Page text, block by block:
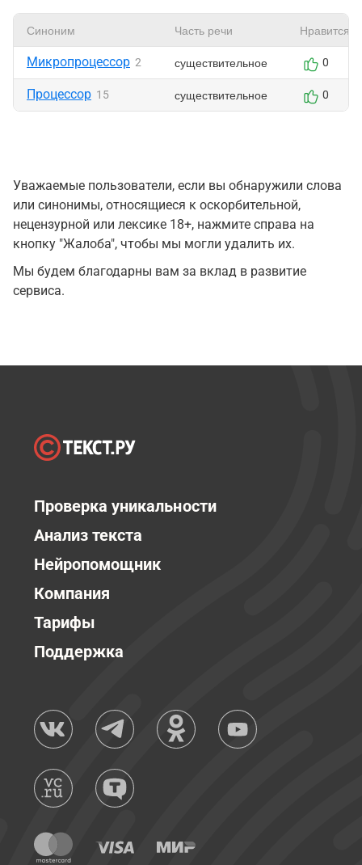
Синоним Часть речи Нравится
Микропроцессор 2 существительное 0
Процессор 15 существительное 0
Уважаемые пользователи, если вы обнаружили слова
или синонимы, относящиеся к оскорбительной,
нецензурной или лексике 18+, нажмите справа на
кнопку "Жалоба", чтобы мы могли удалить их.
Мы будем благодарны вам за вклад в развитие
сервиса.
Проверка уникальности
Анализ текста
Нейропомощник
Компания
Тарифы
Поддержка